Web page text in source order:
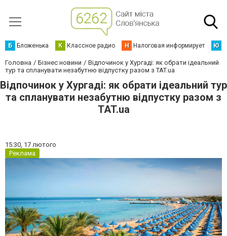
Б Бложенька К Классное радио Н Налоговая информирует Ю
Головна Бізнес новини
Відпочинок у Хургаді: як обрати ідеальний
тур та спланувати незабутню відпустку разом з TAT.ua
Відпочинок у Хургаді: як обрати ідеальний тур
та спланувати незабутню відпустку разом з
TAT.ua
15:30, 17 лютого
Реклама